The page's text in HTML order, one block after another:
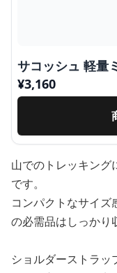
サコッシュ 軽量
¥3,160
山でのトレッキング
です。
コンパクトなサイ
の必需品はしっかり
ショルダーストラ